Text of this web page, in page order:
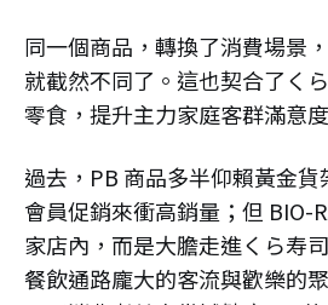
同一個商品，轉換了消費場景
就截然不同了。這也契合了く
零食，提升主力家庭客群滿意
過去，PB 商品多半仰賴黃金
會員促銷來衝高銷量；但 BIO-
家店內，而是大膽走進くら寿
餐飲通路龐大的客流與歡樂的